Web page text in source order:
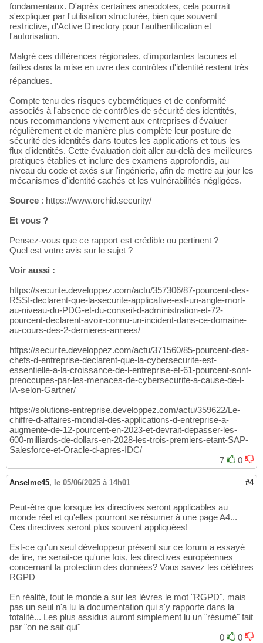
fondamentaux. D'après certaines anecdotes, cela pourrait
s'expliquer par l'utilisation structurée, bien que souvent
restrictive, d'Active Directory pour l'authentification et
l'autorisation.
Malgré ces différences régionales, d'importantes lacunes et
failles dans la mise en uvre des contrôles d'identité restent très
répandues.
Compte tenu des risques cybernétiques et de conformité
associés à l'absence de contrôles de sécurité des identités,
nous recommandons vivement aux entreprises d'évaluer
régulièrement et de manière plus complète leur posture de
sécurité des identités dans toutes les applications et tous les
flux d'identités. Cette évaluation doit aller au-delà des meilleures
pratiques établies et inclure des examens approfondis, au
niveau du code et axés sur l'ingénierie, afin de mettre au jour les
mécanismes d'identité cachés et les vulnérabilités négligées.
Source : https://www.orchid.security/
Et vous ?
Pensez-vous que ce rapport est crédible ou pertinent ?
Quel est votre avis sur le sujet ?
Voir aussi :
https://securite.developpez.com/actu/357306/87-pourcent-des-
RSSI-declarent-que-la-securite-applicative-est-un-angle-mort-
au-niveau-du-PDG-et-du-conseil-d-administration-et-72-
pourcent-declarent-avoir-connu-un-incident-dans-ce-domaine-
au-cours-des-2-dernieres-annees/
https://securite.developpez.com/actu/371560/85-pourcent-des-
chefs-d-entreprise-declarent-que-la-cybersecurite-est-
essentielle-a-la-croissance-de-l-entreprise-et-61-pourcent-sont-
preoccupes-par-les-menaces-de-cybersecurite-a-cause-de-l-
IA-selon-Gartner/
https://solutions-entreprise.developpez.com/actu/359622/Le-
chiffre-d-affaires-mondial-des-applications-d-entreprise-a-
augmente-de-12-pourcent-en-2023-et-devrait-depasser-les-
600-milliards-de-dollars-en-2028-les-trois-premiers-etant-SAP-
Salesforce-et-Oracle-d-apres-IDC/
7
0
Anselme45, le 05/06/2025 à 14h01 #4
Peut-être que lorsque les directives seront applicables au
monde réel et qu'elles pourront se résumer à une page A4...
Ces directives seront plus souvent appliquées!
Est-ce qu'un seul développeur présent sur ce forum a essayé
de lire, ne serait-ce qu'une fois, les directives européennes
concernant la protection des données? Vous savez les célèbres
RGPD
En réalité, tout le monde a sur les lèvres le mot "RGPD", mais
pas un seul n'a lu la documentation qui s'y rapporte dans la
totalité... Les plus assidus auront simplement lu un "résumé" fait
par "on ne sait qui"
0
0